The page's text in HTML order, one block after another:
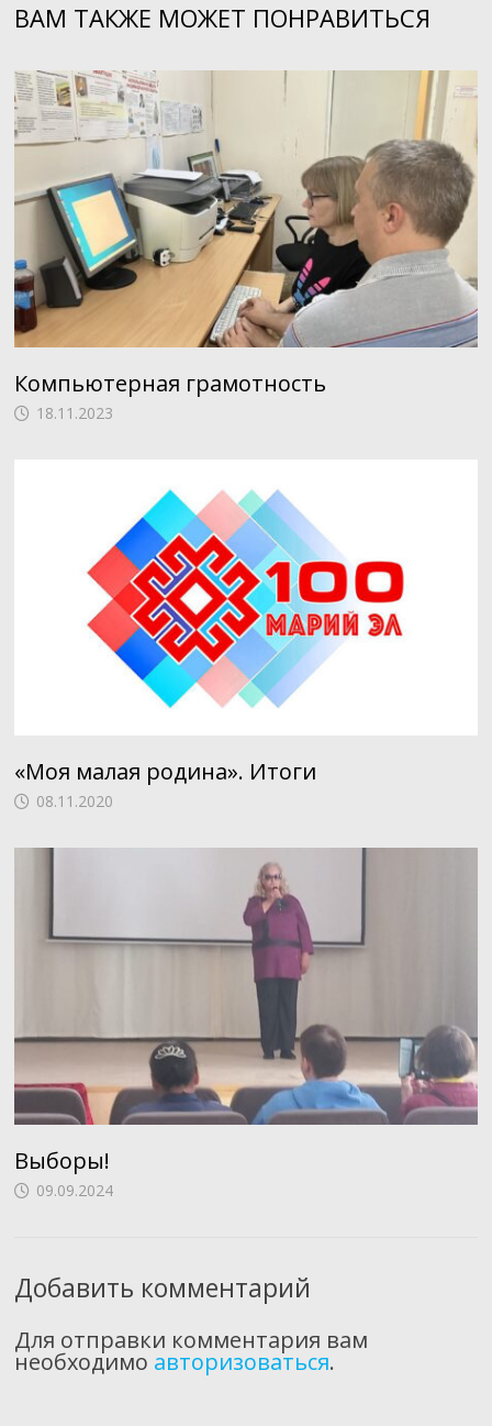
ВАМ ТАКЖЕ МОЖЕТ ПОНРАВИТЬСЯ
Компьютерная грамотность
18.11.2023
«Моя малая родина». Итоги
08.11.2020
Выборы!
09.09.2024
Добавить комментарий
Для отправки комментария вам
необходимо авторизоваться.